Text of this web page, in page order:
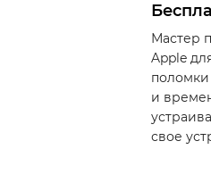
Мастер
Apple
поломки
и
свое